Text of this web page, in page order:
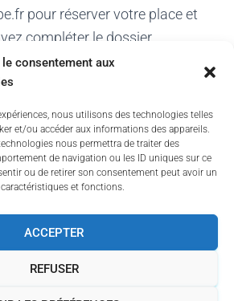
le consentement aux
nous utilisons des technologies telles
et/ou accéder aux informations des appareils.
nous permettra de traiter des
de navigation ou les ID uniques sur ce
ou de retirer son consentement peut avoir un
et fonctions.
ACCEPTER
REFUSER
pour réserver votre place et
compléter le dossier